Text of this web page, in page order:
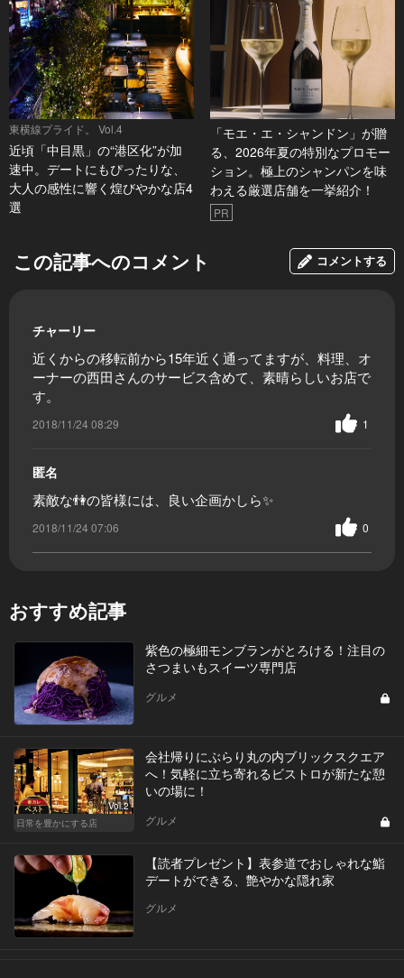
東横線プライド。 Vol.4
近頃「中目黒」の“港区化”が加
速中。デートにもぴったりな、
大人の感性に響く煌びやかな店4
選
「モエ・エ・シャンドン」が贈
る、2026年夏の特別なプロモー
ション。極上のシャンパンを味
わえる厳選店舗を一挙紹介！
PR
この記事へのコメント コメントする
チャーリー
近くからの移転前から15年近く通ってますが、料理、オ
ーナーの西田さんのサービス含めて、素晴らしいお店で
す。
2018/11/24 08:29 1
匿名
素敵な👫の皆様には、良い企画かしら✨
2018/11/24 07:06 0
おすすめ記事
紫色の極細モンブランがとろける！注目の
さつまいもスイーツ専門店
グルメ
Vol.2
日常を豊かにする店
会社帰りにぶらり丸の内ブリックスクエア
へ！気軽に立ち寄れるビストロが新たな憩
いの場に！
グルメ
【読者プレゼント】表参道でおしゃれな鮨
デートができる、艶やかな隠れ家
グルメ